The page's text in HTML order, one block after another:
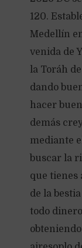
120.
Medellín
venida de
la Toráh
dando
hacer
demás
mediante
buscar la
que tienes
de la
todo